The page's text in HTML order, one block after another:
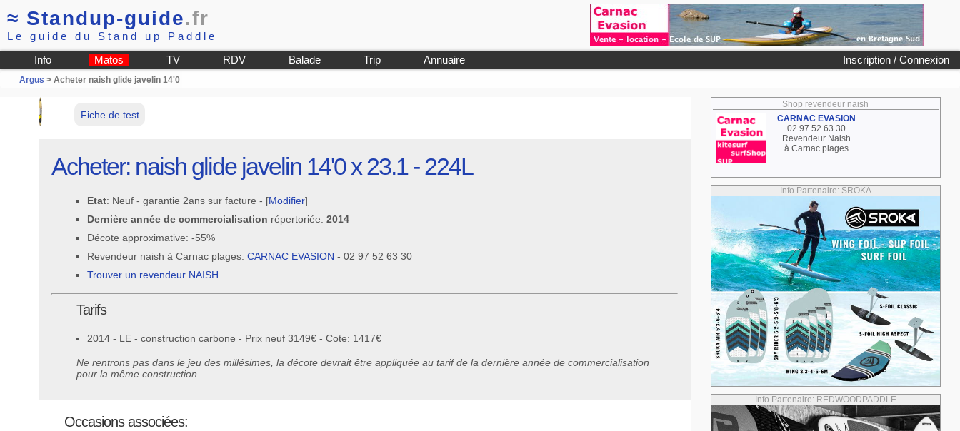
≈ Standup-guide.fr
Le guide du Stand up Paddle
Inscription / Connexion
Info Matos TV RDV Balade Trip Annuaire
Argus > Acheter naish glide javelin 14'0
Fiche de test
Acheter: naish glide javelin 14'0 x 23.1 - 224L
Etat: Neuf - garantie 2ans sur facture - [Modifier]
Dernière année de commercialisation répertoriée:2014
Décote approximative: -55%
Revendeur naish à Carnac plages:CARNAC EVASION - 02 97 52 63 30
Trouver un revendeur NAISH
Tarifs
2014 - LE - construction carbone - Prix neuf 3149€ - Cote: 1417€
Ne rentrons pas dans le jeu des millésimes, la décote devrait être appliquée au tarif de la dernière année de commercialisation
pour la même construction.
Occasions associées:
Shop revendeur naish
CARNAC EVASION
02 97 52 63 30
Revendeur Naish
à Carnac plages
Info Partenaire: SROKA
Info Partenaire: REDWOODPADDLE